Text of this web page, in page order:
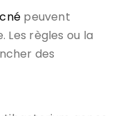
peuvent
règles ou la
des